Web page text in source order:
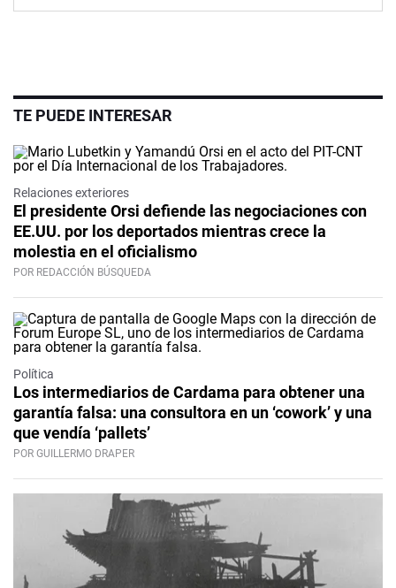
TE PUEDE INTERESAR
Relaciones exteriores
El presidente Orsi defiende las negociaciones con
EE.UU. por los deportados mientras crece la
molestia en el oficialismo
POR REDACCIÓN BÚSQUEDA
Política
Los intermediarios de Cardama para obtener una
garantía falsa: una consultora en un ‘cowork’ y una
que vendía ‘pallets’
POR GUILLERMO DRAPER